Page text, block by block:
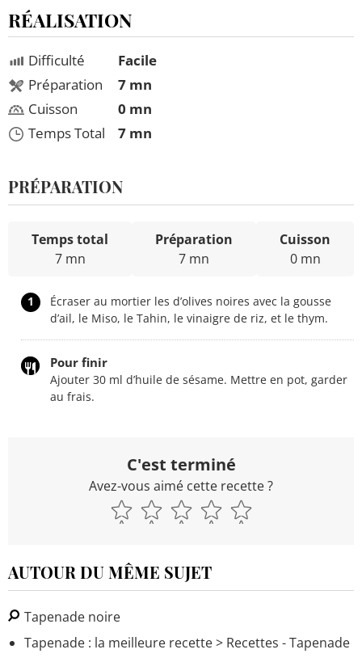
RÉALISATION
Difficulté
Préparation
Cuisson
Temps Total
Facile
7 mn
0 mn
7 mn
PRÉPARATION
Temps total
7 mn
Préparation
7 mn
Cuisson
0 mn
1
Écraser au mortier les d’olives noires avec la gousse
d’ail, le Miso, le Tahin, le vinaigre de riz, et le thym.
Pour finir
Ajouter 30 ml d’huile de sésame. Mettre en pot, garder
au frais.
C'est terminé
Avez-vous aimé cette recette ?
AUTOUR DU MÊME SUJET
Tapenade noire
Tapenade : la meilleure recette> Recettes - Tapenade